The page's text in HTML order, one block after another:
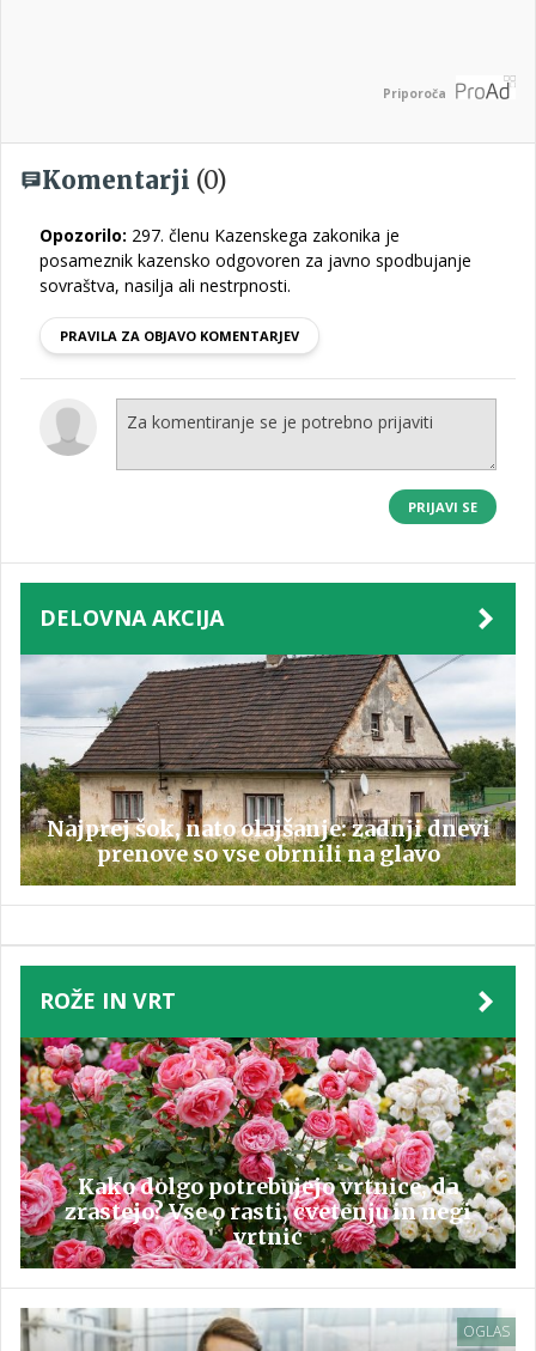
Priporoča
Komentarji (0)
Opozorilo: 297. členu Kazenskega zakonika je
posameznik kazensko odgovoren za javno spodbujanje
sovraštva, nasilja ali nestrpnosti.
PRAVILA ZA OBJAVO KOMENTARJEV
PRIJAVI SE
DELOVNA AKCIJA
Najprej šok, nato olajšanje: zadnji dnevi
prenove so vse obrnili na glavo
ROŽE IN VRT
Kako dolgo potrebujejo vrtnice, da
zrastejo? Vse o rasti, cvetenju in negi
vrtnic
OGLAS